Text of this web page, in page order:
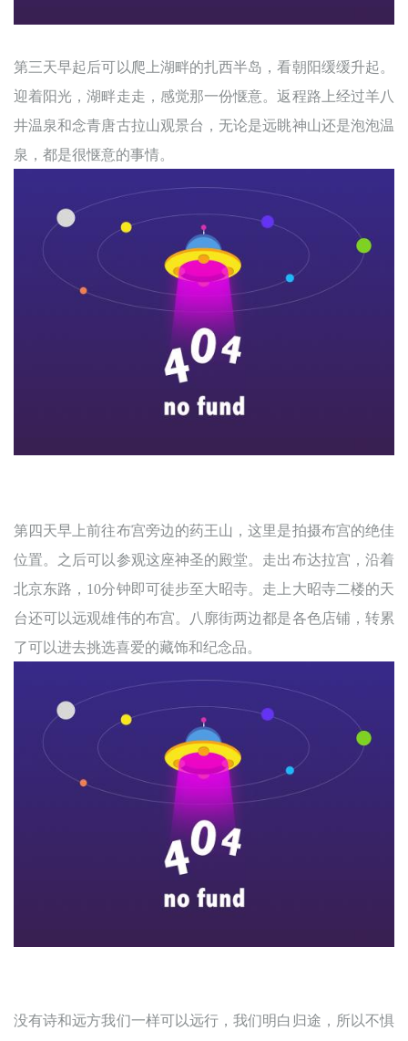
第三天早起后可以爬上湖畔的扎西半岛，看朝阳缓缓升起。
迎着阳光，湖畔走走，感觉那一份惬意。返程路上经过羊八
井温泉和念青唐古拉山观景台，无论是远眺神山还是泡泡温
泉，都是很惬意的事情。
第四天早上前往布宫旁边的药王山，这里是拍摄布宫的绝佳
位置。之后可以参观这座神圣的殿堂。走出布达拉宫，沿着
北京东路， 10分钟即可徒步至大昭寺。走上大昭寺二楼的天
台还可以远观雄伟的布宫。八廓街两边都是各色店铺，转累
了可以进去挑选喜爱的藏饰和纪念品。
没有诗和远方我们一样可以远行，我们明白归途，所以不惧